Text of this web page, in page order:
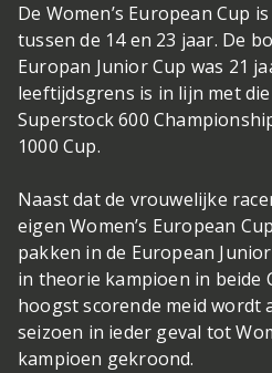
De Women’s European Cup
tussen de 14 en 23 jaar. De
Europan Junior Cup was 21
leeftijdsgrens is in lijn met
Superstock 600
1000 Cup.
Naast dat de vrouwelijke
eigen Women’s European
pakken in de European
in theorie kampioen in beide
hoogst scorende meid wordt
seizoen in ieder geval tot
kampioen gekroond.